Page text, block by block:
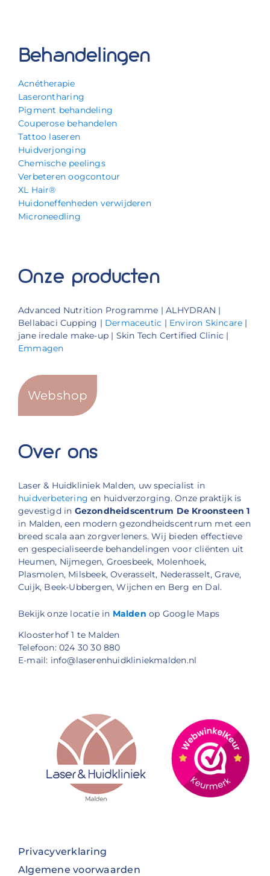
Behandelingen
Acnétherapie
Laserontharing
Pigment behandeling
Couperose behandelen
Tattoo laseren
Huidverjonging
Chemische peelings
Verbeteren oogcontour
XL Hair®
Huidoneffenheden verwijderen
Microneedling
Onze producten
Advanced Nutrition Programme | ALHYDRAN |
Bellabaci Cupping | Dermaceutic | Environ Skincare |
jane iredale make-up | Skin Tech Certified Clinic |
Emmagen
Webshop
Over ons
Laser & Huidkliniek Malden, uw specialist in
huidverbetering en huidverzorging. Onze praktijk is
gevestigd in Gezondheidscentrum De Kroonsteen 1
in Malden, een modern gezondheidscentrum met een
breed scala aan zorgverleners. Wij bieden effectieve
en gespecialiseerde behandelingen voor cliënten uit
Heumen, Nijmegen, Groesbeek, Molenhoek,
Plasmolen, Milsbeek, Overasselt, Nederasselt, Grave,
Cuijk, Beek-Ubbergen, Wijchen en Berg en Dal.
Bekijk onze locatie in Malden op Google Maps
Kloosterhof 1 te Malden
Telefoon: 024 30 30 880
E-mail: info@laserenhuidkliniekmalden.nl
Privacyverklaring
Algemene voorwaarden